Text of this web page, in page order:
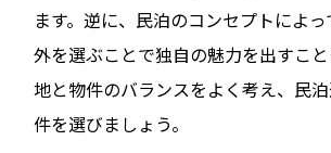
ます。逆に、民泊のコンセプトによ
外を選ぶことで独自の魅力を出すこ
地と物件のバランスをよく考え、民
件を選びましょう。